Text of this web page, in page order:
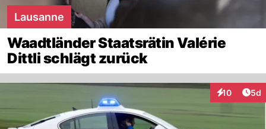
Lausanne
Waadtländer Staatsrätin Valérie
Dittli schlägt zurück
10
Interaktionen
5d